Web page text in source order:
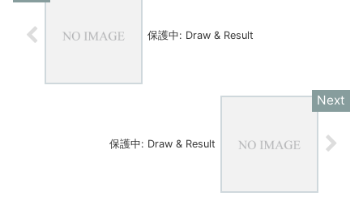
保護中: Draw & Result
保護中: Draw & Result